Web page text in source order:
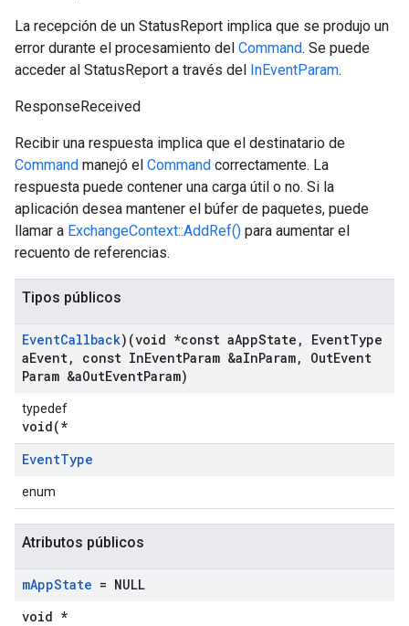
La recepción de un StatusReport implica que se produjo un
error durante el procesamiento del Command. Se puede
acceder al StatusReport a través del InEventParam.
ResponseReceived
Recibir una respuesta implica que el destinatario de
Command manejó el Command correctamente. La
respuesta puede contener una carga útil o no. Si la
aplicación desea mantener el búfer de paquetes, puede
llamar a ExchangeContext::AddRef() para aumentar el
recuento de referencias.
Tipos públicos
EventCallback)(void *const aAppState , EventType
aEvent, const InEventParam &aInParam, OutEvent
Param &aOutEventParam)
typedef
void(*
EventType
enum
Atributos públicos
mAppState = NULL
void *